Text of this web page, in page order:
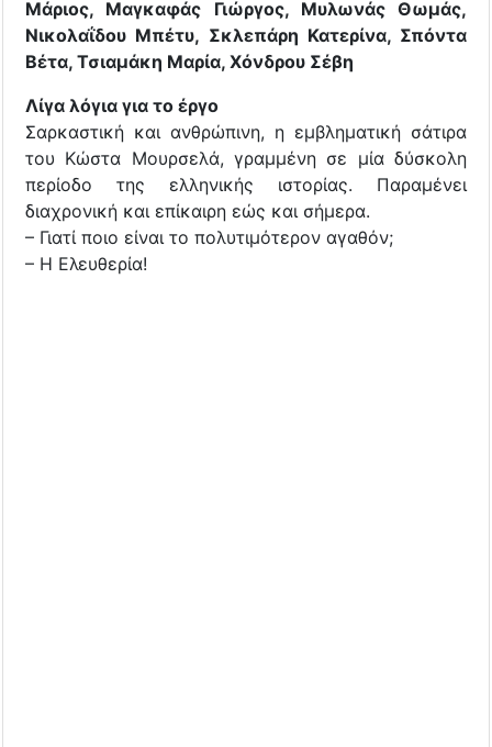
Μάριος, Μαγκαφάς Γιώργος, Μυλωνάς Θωμάς,
Νικολαΐδου Μπέτυ, Σκλεπάρη Κατερίνα, Σπόντα
Βέτα, Τσιαμάκη Μαρία, Χόνδρου Σέβη
Λίγα λόγια για το έργο
Σαρκαστική και ανθρώπινη, η εμβληματική σάτιρα
του Κώστα Μουρσελά, γραμμένη σε μία δύσκολη
περίοδο της ελληνικής ιστορίας. Παραμένει
διαχρονική και επίκαιρη εώς και σήμερα.
– Γιατί ποιο είναι το πολυτιμότερον αγαθόν;
– Η Ελευθερία!